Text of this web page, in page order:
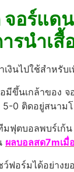
อร์แดน
รนำเ
เงินไปใช้สำหรับ
มีขึ้นเกล้าของ
5-0 ติดอยู่สนาม
มฟุตบอลพบร์เก้
ผลบอลสด7mเมื่
ว์ฟอร์มได้อย่า